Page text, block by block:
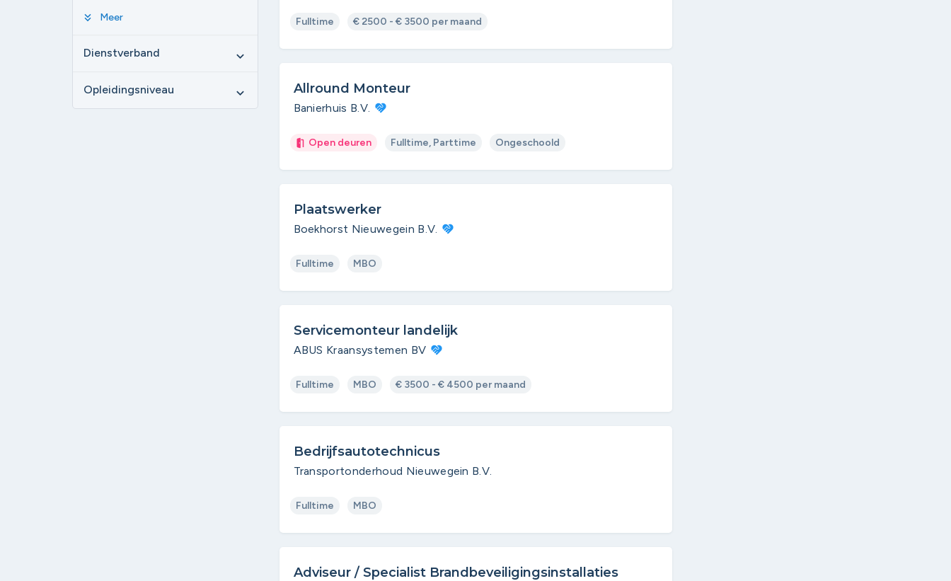
keyboard_double_arrow_down Meer
Dienstverband expand_more
Opleidingsniveau expand_more
Fulltime € 2500 - € 3500 per maand
Allround Monteur
Banierhuis B.V.
Open deuren Fulltime, Parttime Ongeschoold
Plaatswerker
Boekhorst Nieuwegein B.V.
Fulltime MBO
Servicemonteur landelijk
ABUS Kraansystemen BV
Fulltime MBO € 3500 - € 4500 per maand
Bedrijfsautotechnicus
Transportonderhoud Nieuwegein B.V.
Fulltime MBO
Adviseur / Specialist Brandbeveiligingsinstallaties